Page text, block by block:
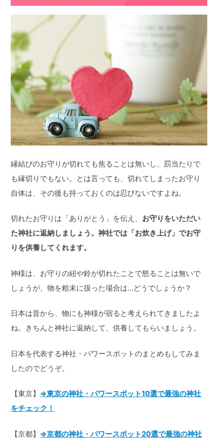
縁結びのお守りが切れても焦ることは無いし、罰当たりで
も縁切りでもない。とは言っても、切れてしまったお守り
自体は、その後も持っておくのは忍びないですよね。
切れたお守りは「ありがとう」を伝え、 お守りをいただい
た神社に返納しましょう。神社では「お炊き上げ」でお守
りを供養してくれます。
神様は、お守りの紐や鈴が切れたことで怒ることは無いで
しょうが、物を粗末に扱った場合は…どうでしょうか？
日本は昔から、物にも神様が宿ると考えられてきましたよ
ね。きちんと神社に返納して、供養してもらいましょう。
日本を代表する神社・パワースポットのまとめもしてみま
したのでどうぞ。
【東京】 ⇒東京の神社・パワースポット10選で最強の神社
をチェック！
【京都】 ⇒京都の神社・パワースポット20選で最強の神社